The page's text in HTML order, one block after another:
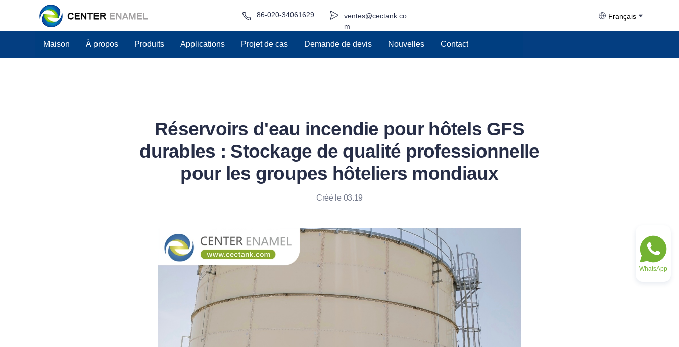
ventes@cectank.co
m
86-020-34061629 Français
Maison À propos Produits Applications Projet de cas Demande de devis Nouvelles Contact
Réservoirs d'eau incendie pour hôtels GFS
durables : Stockage de qualité professionnelle
pour les groupes hôteliers mondiaux
Créé le 03.19
WhatsApp